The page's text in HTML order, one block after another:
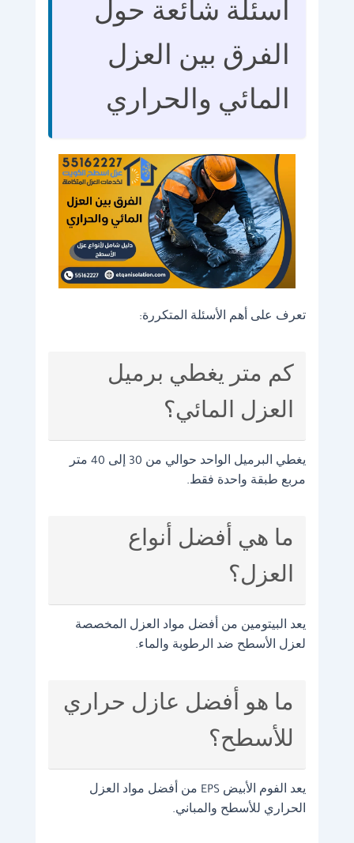
أسئلة شائعة حول
الفرق بين العزل
المائي والحراري
تعرف على أهم الأسئلة المتكررة:
كم متر يغطي برميل
العزل المائي؟
يغطي البرميل الواحد حوالي من 30 إلى 40 متر
مربع طبقة واحدة فقط.
ما هي أفضل أنواع
العزل؟
يعد البيتومين من أفضل مواد العزل المخصصة
لعزل الأسطح ضد الرطوبة والماء.
ما هو أفضل عازل حراري
للأسطح؟
يعد الفوم الأبيض EPS من أفضل مواد العزل
الحراري للأسطح والمباني.